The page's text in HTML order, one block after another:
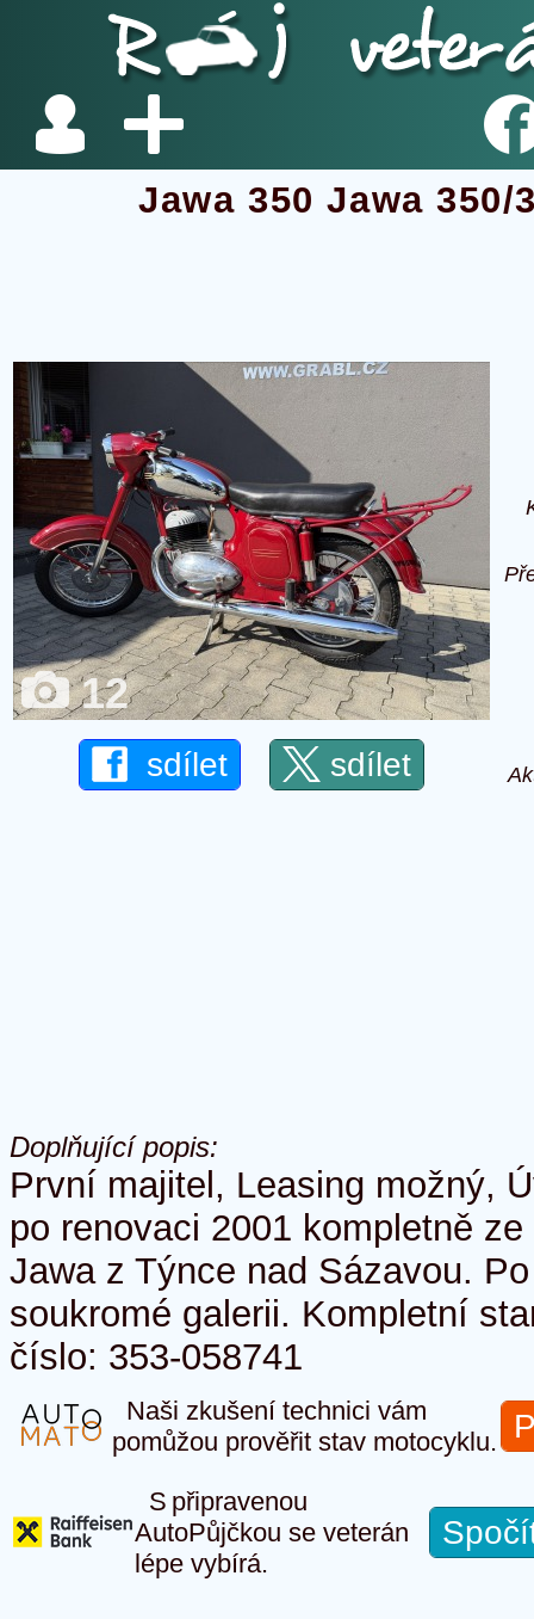
Jawa 350 Jawa 350/
12
sdílet sdílet
Doplňující popis:
První majitel, Leasing možný,
po renovaci 2001 kompletně
Jawa z Týnce nad Sázavou.
soukromé galerii. Kompletní
číslo: 353-058741
Naši zkušení technici vám
pomůžou prověřit stav motocyklu.
S připravenou
AutoPůjčkou se veterán
lépe vybírá.